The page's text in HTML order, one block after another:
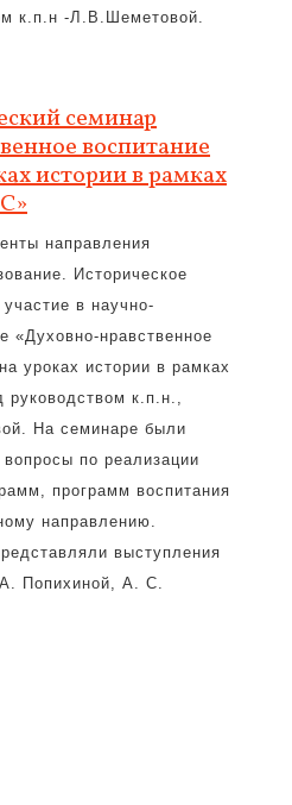
к.п.н -Л.В.Шеметовой.
семинар
воспитание
истории в рамках
направления
Историческое
в научно-
«Духовно-нравственное
уроках истории в рамках
к.п.н.,
На семинаре были
по реализации
программ воспитания
направлению.
выступления
Попихиной, А. С.